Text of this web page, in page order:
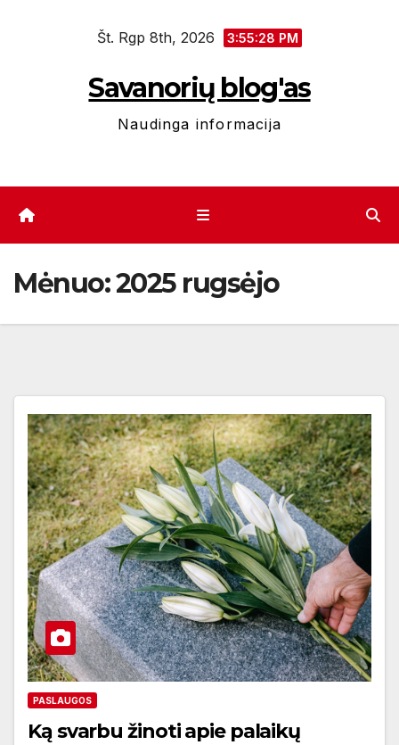
Št. Rgp 8th, 2026 3:55:29 PM
Savanorių blog'as
Naudinga informacija
Mėnuo:2025 rugsėjo
PASLAUGOS
Ką svarbu žinoti apie palaikų